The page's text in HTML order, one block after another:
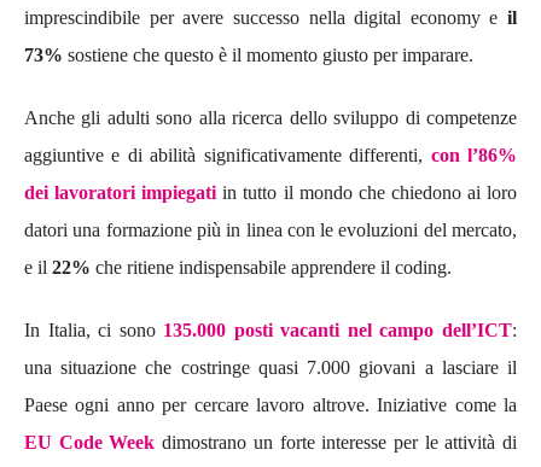
imprescindibile per avere successo nella digital economy e il
73% sostiene che questo è il momento giusto per imparare.
Anche gli adulti sono alla ricerca dello sviluppo di competenze
aggiuntive e di abilità significativamente differenti, con l’86%
dei lavoratori impiegati in tutto il mondo che chiedono ai loro
datori una formazione più in linea con le evoluzioni del mercato,
e il 22% che ritiene indispensabile apprendere il coding.
In Italia, ci sono 135.000 posti vacanti nel campo dell’ICT:
una situazione che costringe quasi 7.000 giovani a lasciare il
Paese ogni anno per cercare lavoro altrove. Iniziative come la
EU Code Week dimostrano un forte interesse per le attività di